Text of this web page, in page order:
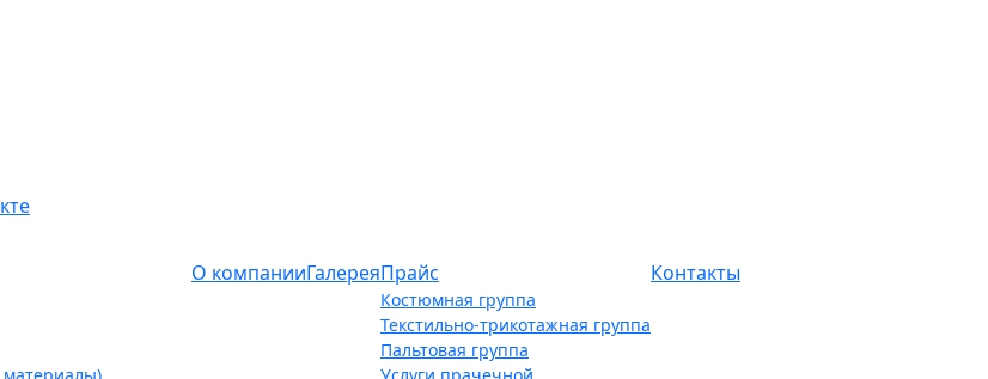
О компанииГалереяПрайс
Костюмная группа
Текстильно-трикотажная группа
Пальтовая группа
Контакты